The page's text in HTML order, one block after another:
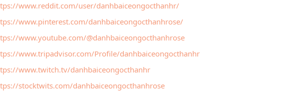
www.reddit.com/user/danhbaiceongocthanhr/
www.pinterest.com/danhbaiceongocthanhrose/
www.youtube.com/@danhbaiceongocthanhrose
www.tripadvisor.com/Profile/danhbaiceongocthanhr
www.twitch.tv/danhbaiceongocthanhr
stocktwits.com/danhbaiceongocthanhrose